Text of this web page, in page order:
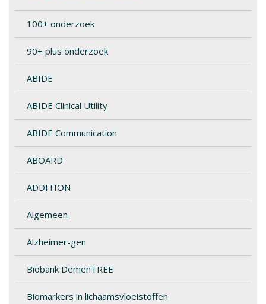
100+ onderzoek
90+ plus onderzoek
ABIDE
ABIDE Clinical Utility
ABIDE Communication
ABOARD
ADDITION
Algemeen
Alzheimer-gen
Biobank DemenTREE
Biomarkers in lichaamsvloeistoffen